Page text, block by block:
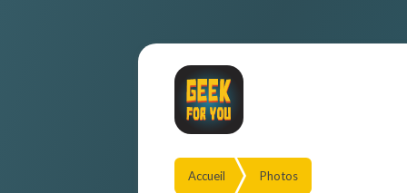
Accueil Photos